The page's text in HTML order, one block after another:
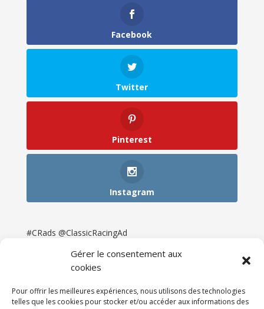
Gérer le consentement aux
cookies
Pour offrir les meilleures expériences, nous utilisons des technologies
telles que les cookies pour stocker et/ou accéder aux informations des
Facebook
Twitter
Pinterest
Instagram
#CRads @ClassicRacingAd